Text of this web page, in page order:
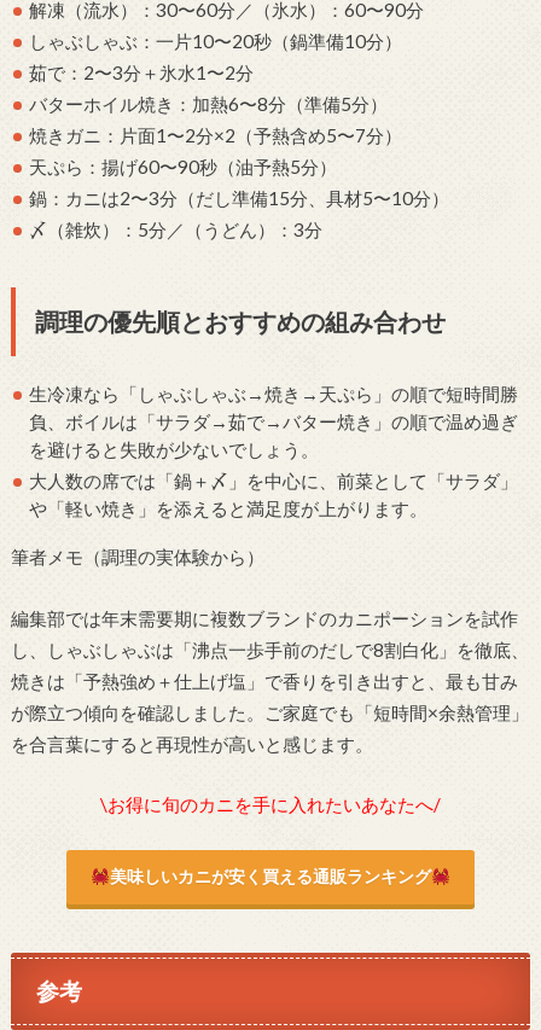
解凍（流水）：30〜60分／（氷水）：60〜90分
しゃぶしゃぶ：一片10〜20秒（鍋準備10分）
茹で：2〜3分＋氷水1〜2分
バターホイル焼き：加熱6〜8分（準備5分）
焼きガニ：片面1〜2分×2（予熱含め5〜7分）
天ぷら：揚げ60〜90秒（油予熱5分）
鍋：カニは2〜3分（だし準備15分、具材5〜10分）
〆（雑炊）：5分／（うどん）：3分
調理の優先順とおすすめの組み合わせ
生冷凍なら「しゃぶしゃぶ→焼き→天ぷら」の順で短時間勝
負、ボイルは「サラダ→茹で→バター焼き」の順で温め過ぎ
を避けると失敗が少ないでしょう。
大人数の席では「鍋＋〆」を中心に、前菜として「サラダ」
や「軽い焼き」を添えると満足度が上がります。
筆者メモ（調理の実体験から）
編集部では年末需要期に複数ブランドのカニポーションを試作
し、しゃぶしゃぶは「沸点一歩手前のだしで8割白化」を徹底、
焼きは「予熱強め＋仕上げ塩」で香りを引き出すと、最も甘み
が際立つ傾向を確認しました。ご家庭でも「短時間×余熱管理」
を合言葉にすると再現性が高いと感じます。
\お得に旬のカニを手に入れたいあなたへ/
美味しいカニが安く買える通販ランキング
参考